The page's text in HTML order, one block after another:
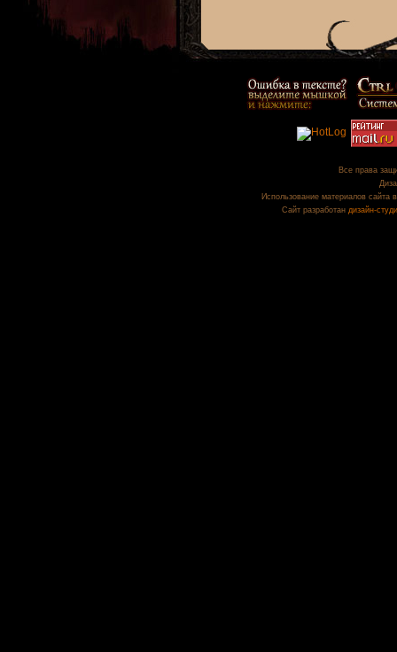
Все права
Использование материалов сайта
Сайт разработан дизайн-